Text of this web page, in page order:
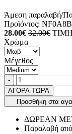
Άμεση παραλαβή/
Προϊόντος:
28.00€ 32.00€ ΤΙΜΗ
Χρώμα
Μέγεθος
Ποσότητα
-
ΑΓΟΡΑ ΤΩΡΑ
Προσθήκη στα
ΔΩΡΕΑΝ
Παραλαβή